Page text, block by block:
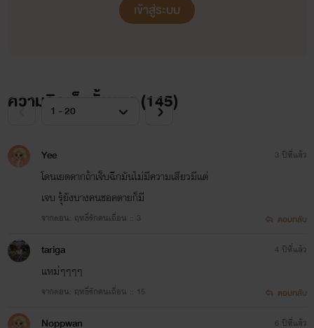
เข้าสู่ระบบ
ความคิดเห็นทั้งหมด (145)
Yee
โดนเยดดากถ้าเจ็บฉีกมันไม่มีความเสียวมีเเต่
เจบ รุ้ยังบางคนชอคตายก็มี
จากตอน: ฤทธิ์รักคนเถื่อน :: 3
3 ปีที่แล้ว
ตอบกลับ
tariga
แหม่ๆๆๆๆ
จากตอน: ฤทธิ์รักคนเถื่อน :: 15
4 ปีที่แล้ว
ตอบกลับ
Noppwan 6 ปีที่แล้ว